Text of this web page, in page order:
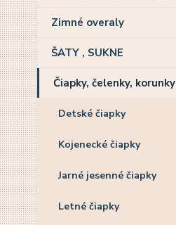
Zimné overaly
ŠATY , SUKNE
Čiapky, čelenky, korunky
Detské čiapky
Kojenecké čiapky
Jarné jesenné čiapky
Letné čiapky